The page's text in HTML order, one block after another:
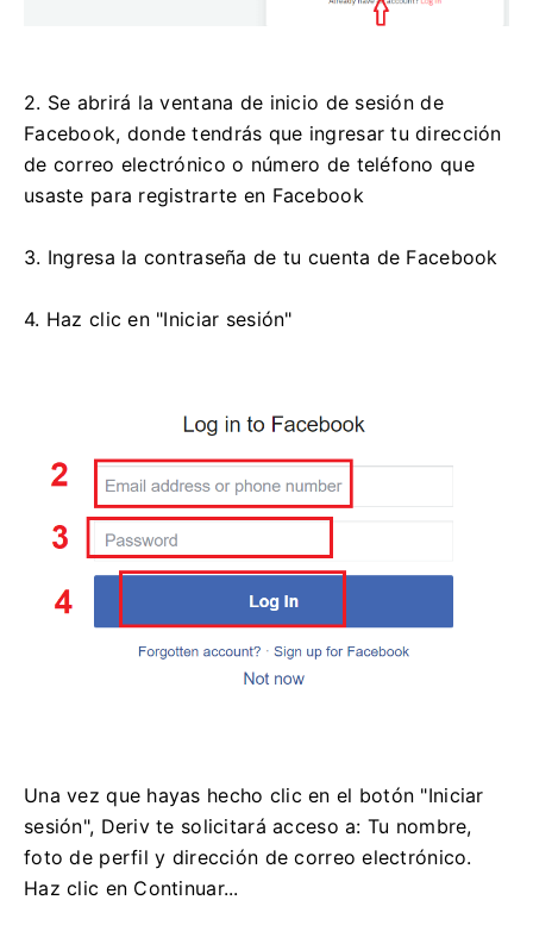
2. Se abrirá la ventana de inicio de sesión de
Facebook, donde tendrás que ingresar tu dirección
de correo electrónico o número de teléfono que
usaste para registrarte en Facebook
3. Ingresa la contraseña de tu cuenta de Facebook
4. Haz clic en "Iniciar sesión"
Una vez que hayas hecho clic en el botón "Iniciar
sesión", Deriv te solicitará acceso a: Tu nombre,
foto de perfil y dirección de correo electrónico.
Haz clic en Continuar...